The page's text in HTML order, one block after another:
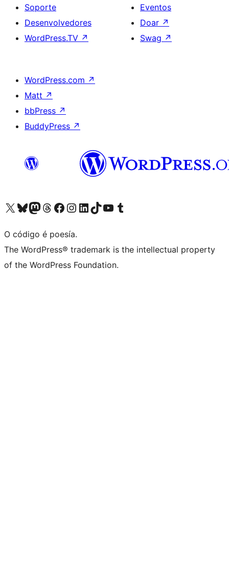
Soporte
Desenvolvedores
WordPress.TV ↗
Eventos
Doar ↗
Swag ↗
WordPress.com ↗
Matt ↗
bbPress ↗
BuddyPress ↗
Visita la cuenta de X (anteriormente Twitter)
Visita a nosa conta de Bluesky
Visita a nosa conta de Mastodon
Visita a nosa conta de Threads
Visita a nosa páxina de Facebook
Visita a nosa conta de Instagram
Visita a nosa conta de LinkedIn
Visita a nosa conta de TikTok
Visita a nosa canle de YouTube
Visita a nosa conta de Tumblr
O código é poesía.
The WordPress® trademark is the intellectual property
of the WordPress Foundation.